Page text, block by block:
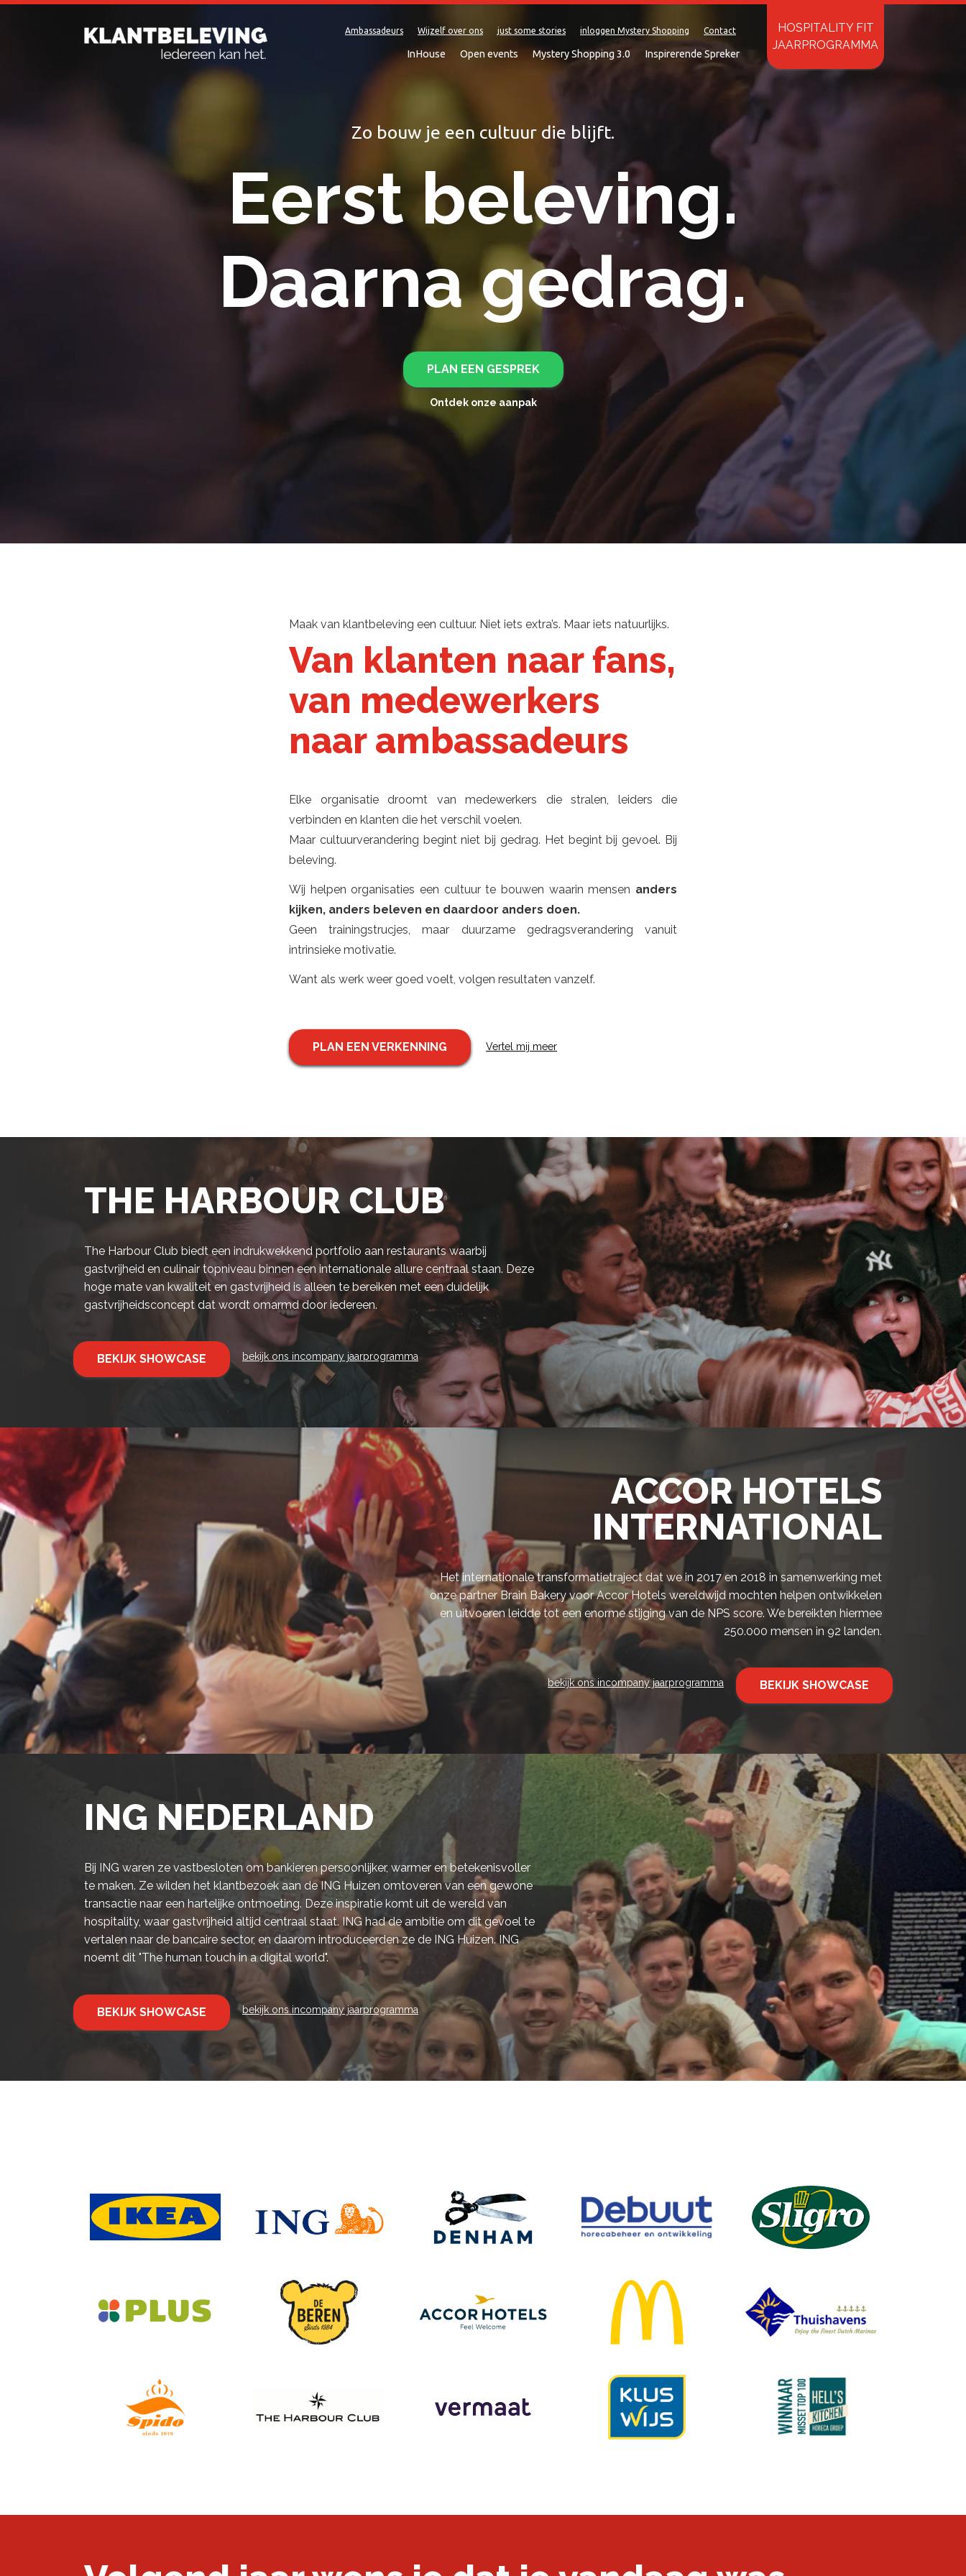
Ambassadeurs Wijzelf over ons just some stories inloggen Mystery Shopping Contact
InHouse Open events Mystery Shopping 3.0 Inspirerende Spreker
HOSPITALITY FIT
JAARPROGRAMMA
Zo bouw je een cultuur die blijft.
Eerst beleving.
Daarna gedrag.
PLAN EEN GESPREK
Ontdek onze aanpak
Maak van klantbeleving een cultuur. Niet iets extra’s. Maar iets natuurlijks.
Van klanten naar fans,
van medewerkers
naar ambassadeurs
Elke organisatie droomt van medewerkers die stralen, leiders die
verbinden en klanten die het verschil voelen.
Maar cultuurverandering begint niet bij gedrag. Het begint bij gevoel. Bij
beleving.
Wij helpen organisaties een cultuur te bouwen waarin mensen anders
kijken, anders beleven en daardoor anders doen.
Geen trainingstrucjes, maar duurzame gedragsverandering vanuit
intrinsieke motivatie.
Want als werk weer goed voelt, volgen resultaten vanzelf.
PLAN EEN VERKENNING Vertel mij meer
THE HARBOUR CLUB
The Harbour Club biedt een indrukwekkend portfolio aan restaurants waarbij
gastvrijheid en culinair topniveau binnen een internationale allure centraal staan. Deze
hoge mate van kwaliteit en gastvrijheid is alleen te bereiken met een duidelijk
gastvrijheidsconcept dat wordt omarmd door iedereen.
BEKIJK SHOWCASE bekijk ons incompany jaarprogramma
ACCOR HOTELS
INTERNATIONAL
Het internationale transformatietraject dat we in 2017 en 2018 in samenwerking met
onze partner Brain Bakery voor Accor Hotels wereldwijd mochten helpen ontwikkelen
en uitvoeren leidde tot een enorme stijging van de NPS score. We bereikten hiermee
250.000 mensen in 92 landen.
BEKIJK SHOWCASE
bekijk ons incompany jaarprogramma
ING NEDERLAND
Bij ING waren ze vastbesloten om bankieren persoonlijker, warmer en betekenisvoller
te maken. Ze wilden het klantbezoek aan de ING Huizen omtoveren van een gewone
transactie naar een hartelijke ontmoeting. Deze inspiratie komt uit de wereld van
hospitality, waar gastvrijheid altijd centraal staat. ING had de ambitie om dit gevoel te
vertalen naar de bancaire sector, en daarom introduceerden ze de ING Huizen. ING
noemt dit "The human touch in a digital world".
BEKIJK SHOWCASE bekijk ons incompany jaarprogramma